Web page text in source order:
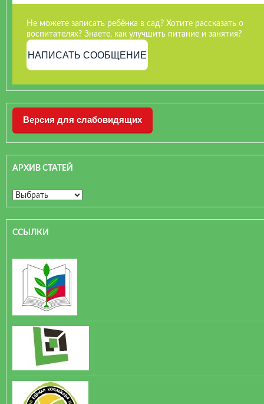
Не можете записать ребёнка в сад? Хотите рассказать о
воспитателях? Знаете, как улучшить питание и занятия?
НАПИСАТЬ СООБЩЕНИЕ
Версия для слабовидящих
АРХИВ СТАТЕЙ
ССЫЛКИ